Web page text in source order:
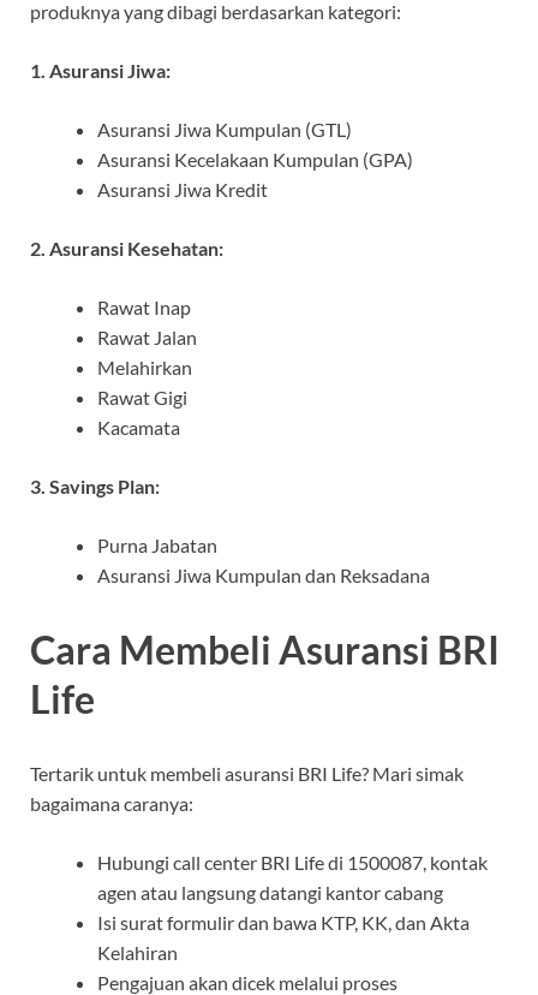
produknya yang dibagi berdasarkan kategori:
1. Asuransi Jiwa:
Asuransi Jiwa Kumpulan (GTL)
Asuransi Kecelakaan Kumpulan (GPA)
Asuransi Jiwa Kredit
2. Asuransi Kesehatan:
Rawat Inap
Rawat Jalan
Melahirkan
Rawat Gigi
Kacamata
3. Savings Plan:
Purna Jabatan
Asuransi Jiwa Kumpulan dan Reksadana
Cara Membeli Asuransi BRI
Life
Tertarik untuk membeli asuransi BRI Life? Mari simak
bagaimana caranya:
Hubungi call center BRI Life di 1500087, kontak
agen atau langsung datangi kantor cabang
Isi surat formulir dan bawa KTP, KK, dan Akta
Kelahiran
Pengajuan akan dicek melalui proses